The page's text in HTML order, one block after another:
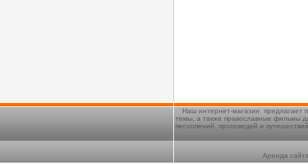
Наш интернет-магазин предлагает
темы, а также православные фильмы
песнопений, проповедей и
Аренда